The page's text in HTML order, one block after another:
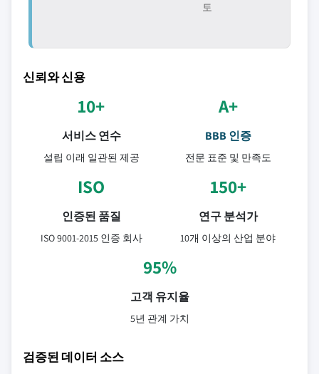
토
신뢰와 신용
10+
서비스 연수
설립 이래 일관된 제공
A+
BBB 인증
전문 표준 및 만족도
ISO
인증된 품질
ISO 9001-2015 인증 회사
150+
연구 분석가
10개 이상의 산업 분야
95%
고객 유지율
5년 관계 가치
검증된 데이터 소스